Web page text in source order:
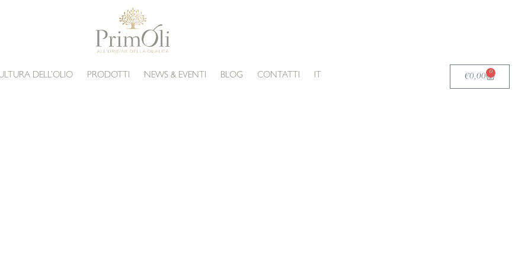
DELL’OLIO PRODOTTI NEWS & EVENTI BLOG CONTATTI IT €0,00 0
Carrello